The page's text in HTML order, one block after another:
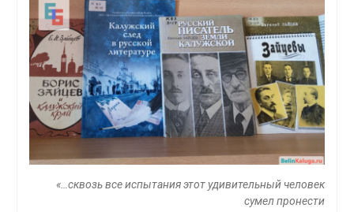
«…сквозь все испытания этот удивительный человек
сумел пронести